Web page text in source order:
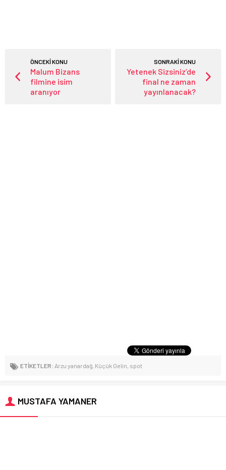
ÖNCEKİ KONU
Malum Bizans
filmine isim
aranıyor
SONRAKİ KONU
Yetenek Sizsiniz’de
final ne zaman
yayınlanacak?
ETİKETLER: Arzu yanardağ, Küçük Gelin, spot
MUSTAFA YAMANER